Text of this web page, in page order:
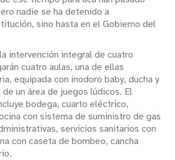
nadie se ha detenido a
sino hasta en el Gobierno del
intervención integral de cuatro
cuatro aulas, una de ellas
equipada con inodoro baby, ducha y
de un área de juegos lúdicos. El
bodega, cuarto eléctrico,
con sistema de suministro de gas
servicios sanitarios con
con caseta de bombeo, cancha